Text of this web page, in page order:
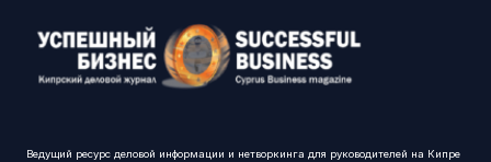
Ведущий ресурс деловой информации и нетворкинга для руководителей на Кипре